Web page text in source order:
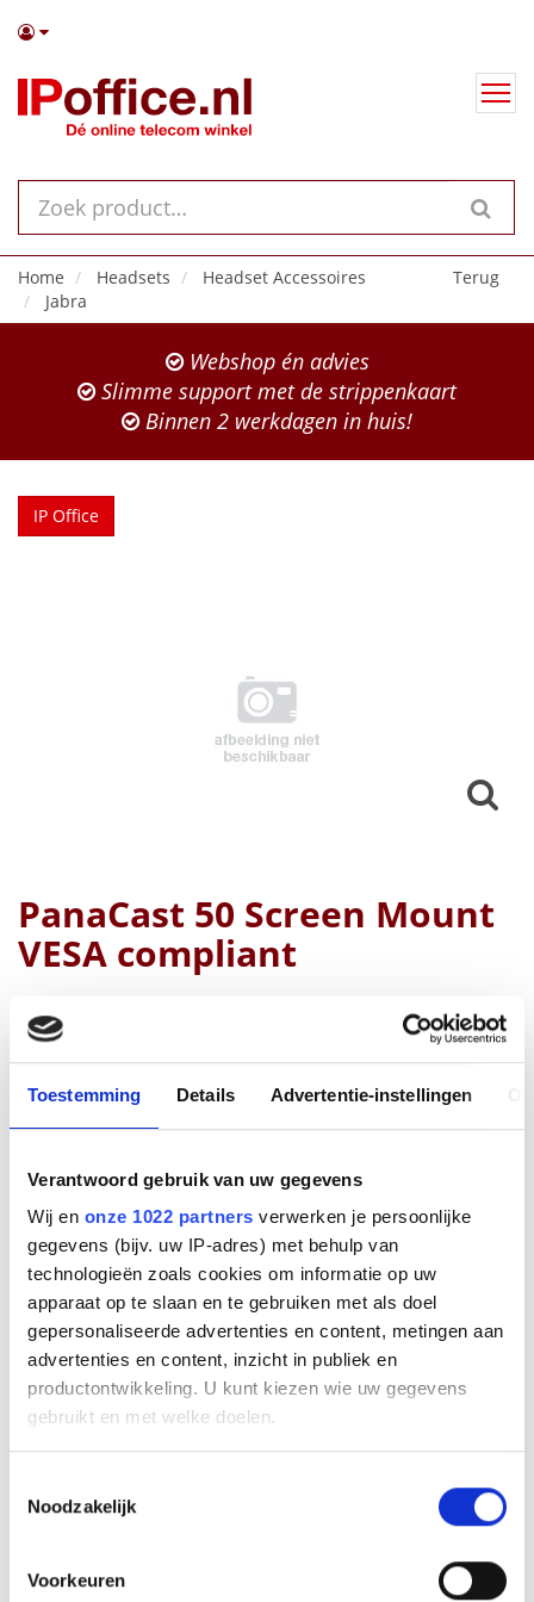
Toestemming Details Advertentie-instellingen
Verantwoord gebruik van uw gegevens
Wij en onze 1022 partners verwerken je persoonlijke
gegevens (bijv. uw IP-adres) met behulp van
technologieën zoals cookies om informatie op uw
apparaat op te slaan en te gebruiken met als doel
gepersonaliseerde advertenties en content, metingen aan
advertenties en content, inzicht in publiek en
productontwikkeling. U kunt kiezen wie uw gegevens
gebruikt en met welke doelen.
Informatie verzamelen over uw geografische
Uw apparaat identificeren door het actief te
scannen op specifieke eigenschappen (fingerprinting)
Noodzakelijk
Voorkeuren
Terug
Home Headsets
Headset Accessoires
Jabra
Webshop én advies
Slimme support met de strippenkaart
Binnen 2 werkdagen in huis!
IP Office
PanaCast 50 Screen Mount
VESA compliant
Fabrikant
Productnummer
5706991024210
Bruto advies prijs
108 ( € 68 incl.btw
€91,20 ( € 110 35 incl.btw)
Monteer uw PanaCast 50 met de
beeldschermbeugel onder of boven uw tv voor vergaderingen